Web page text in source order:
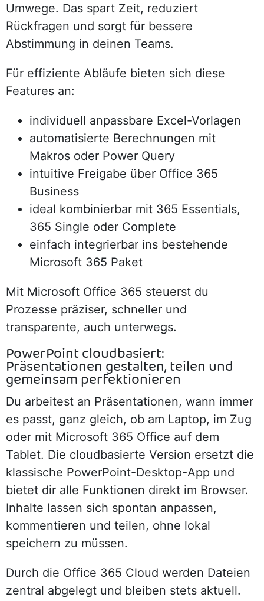
Umwege. Das spart Zeit, reduziert
Rückfragen und sorgt für bessere
Abstimmung in deinen Teams.
Für effiziente Abläufe bieten sich diese
Features an:
individuell anpassbare Excel-Vorlagen
automatisierte Berechnungen mit
Makros oder Power Query
intuitive Freigabe über Office 365
Business
ideal kombinierbar mit 365 Essentials,
365 Single oder Complete
einfach integrierbar ins bestehende
Microsoft 365 Paket
Mit Microsoft Office 365 steuerst du
Prozesse präziser, schneller und
transparente, auch unterwegs.
PowerPoint cloudbasiert:
Präsentationen gestalten, teilen und
gemeinsam perfektionieren
Du arbeitest an Präsentationen, wann immer
es passt, ganz gleich, ob am Laptop, im Zug
oder mit Microsoft 365 Office auf dem
Tablet. Die cloudbasierte Version ersetzt die
klassische PowerPoint-Desktop-App und
bietet dir alle Funktionen direkt im Browser.
Inhalte lassen sich spontan anpassen,
kommentieren und teilen, ohne lokal
speichern zu müssen.
Durch die Office 365 Cloud werden Dateien
zentral abgelegt und bleiben stets aktuell.